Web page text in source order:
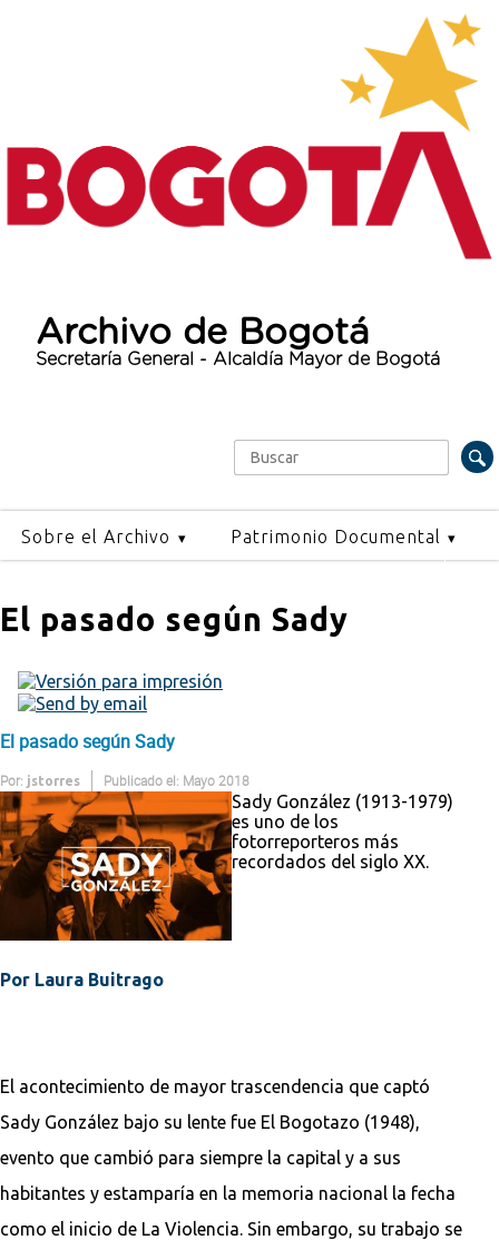
Archivo de Bogotá
Secretaría General - Alcaldía Mayor de Bogotá
Formulario de búsqueda
Buscar
Sobre el Archivo Patrimonio Documental
El pasado según Sady
El pasado según Sady
Por: jstorres Publicado el: Mayo 2018
Sady González (1913-1979)
es uno de los
fotorreporteros más
recordados del siglo XX.
Por Laura Buitrago
El acontecimiento de mayor trascendencia que captó
Sady González bajo su lente fue El Bogotazo (1948),
evento que cambió para siempre la capital y a sus
habitantes y estamparía en la memoria nacional la fecha
como el inicio de La Violencia. Sin embargo, su trabajo se